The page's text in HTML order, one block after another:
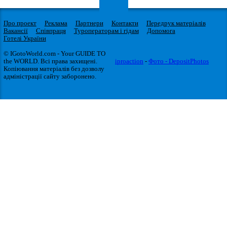
Про проект Реклама Партнери Контакти
Передрук матеріалів
Вакансії
Співпраця Туроператорам і гідам
Допомога
Готелі України
© IGotoWorld.com - Your GUIDE TO
the WORLD. Всі права захищені.
Копіювання матеріалів без дозволу
адміністрації сайту заборонено.
iproaction - Фото - DepositPhotos